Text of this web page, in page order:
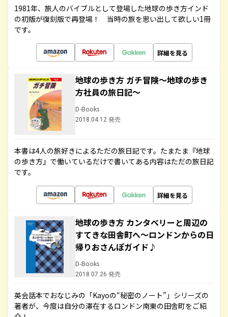
1981年、旅人のバイブルとして登場した地球の歩き方インド
の初版が復刻版で再登場！ 当時の旅を思い出して欲しい1冊
です。
詳細を見る
地球の歩き方 ガチ冒険～地球の歩き
方社員の旅日記～
D-Books
2018.04.12 発売
本書は4人の旅好きによるただの旅日記です。たまたま『地球
の歩き方』で働いているだけで書いてある内容はただの旅日記
です。
詳細を見る
地球の歩き方 カンタベリーと周辺の
すてきな田舎町へ～ロンドンからの日
帰りおさんぽガイド♪
D-Books
2018.07.26 発売
英会話本でおなじみの「Kayoの“秘密のノート”」シリーズの
著者が、今度は自分の滞在するロンドン南東の田舎町をご紹